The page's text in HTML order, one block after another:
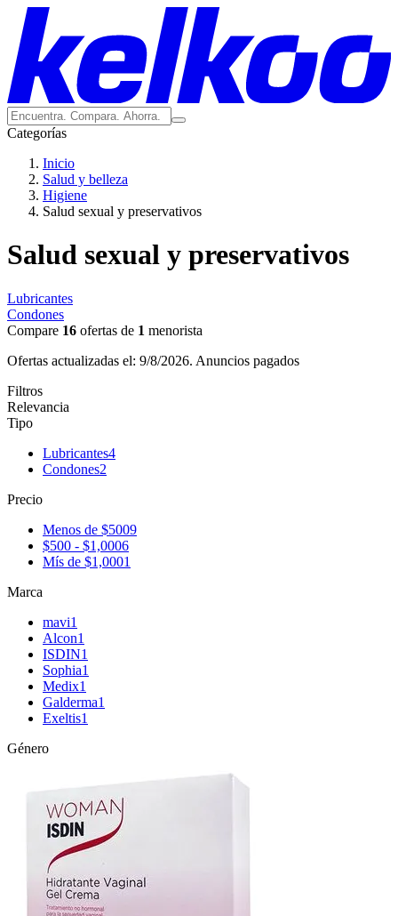
Categorías
Inicio
Salud y belleza
Higiene
Salud sexual y preservativos
Salud sexual y preservativos
Lubricantes
Condones
Compare 16 ofertas de 1 menorista
Ofertas actualizadas el: 9/8/2026. Anuncios pagados
Filtros
Relevancia
Tipo
Lubricantes4
Condones2
Precio
Menos de $5009
$500 - $1,0006
Mís de $1,0001
Marca
mavi1
Alcon1
ISDIN1
Sophia1
Medix1
Galderma1
Exeltis1
Género